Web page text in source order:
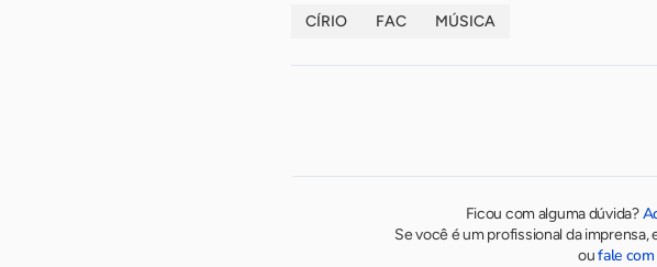
CÍRIO FAC MÚSICA
Ficou com alguma dúvida?
Se você é um profissional da
oufale